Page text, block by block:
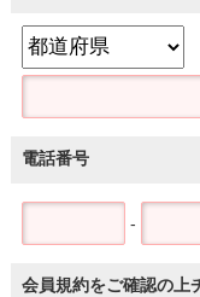
電話番号
-
会員規約をご確認の上